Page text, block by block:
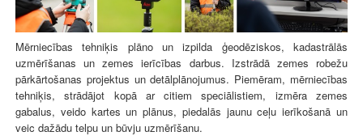
a
u
l
e
Mērniecības tehniķis plāno un izpilda ģeodēziskos, kadastrālās
uzmērīšanas un zemes ierīcības darbus. Izstrādā zemes robežu
pārkārtošanas projektus un detālplānojumus. Piemēram, mērniecības
tehniķis, strādājot kopā ar citiem speciālistiem, izmēra zemes
gabalus, veido kartes un plānus, piedalās jaunu ceļu ierīkošanā un
veic dažādu telpu un būvju uzmērīšanu.